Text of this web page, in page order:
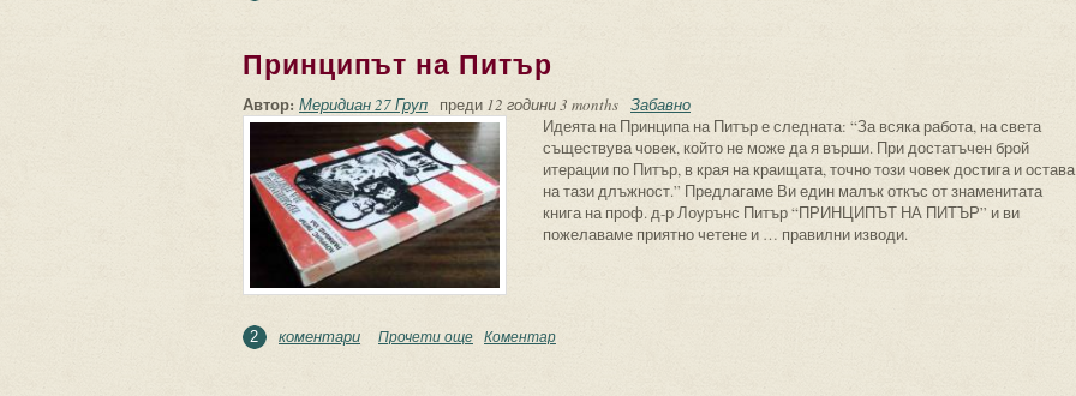
Принципът на Питър
Автор: Меридиан 27 Груп преди 12 години 3 months Забавно
Идеята на Принципа на Питър е следната: “За всяка работа, на света
съществува човек, който не може да я върши. При достатъчен брой
итерации по Питър, в края на краищата, точно този човек достига и остава
на тази длъжност.” Предлагаме Ви един малък откъс от знаменитата
книга на проф. д-р Лоурънс Питър “ПРИНЦИПЪТ НА ПИТЪР” и ви
пожелаваме приятно четене и … правилни изводи.
2 коментари Прочети още about Принципът на Питър
Коментар